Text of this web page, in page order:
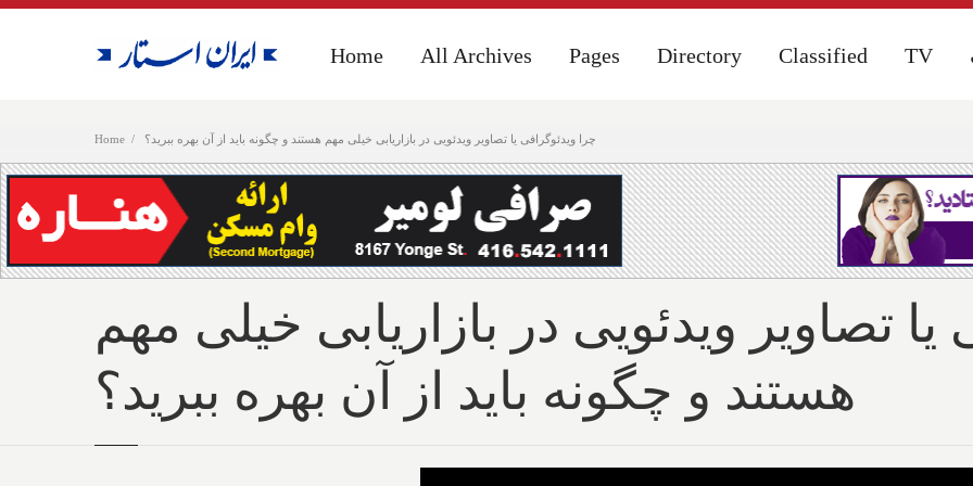
Home چرا ویدئوگرافی یا تصاویر ویدئویی در بازاریابی خیلی مهم هستند و چگونه باید از آن بهره ببرید؟
Home All Archives Pages Directory Classified TV
Home All Archives Pages Directory Classified TV
یا تصاویر ویدئویی در بازاریابی خیلی مهم
هستند و چگونه باید از آن بهره ببرید؟